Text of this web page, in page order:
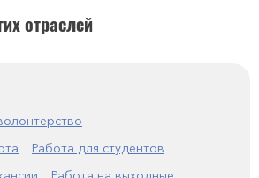
отраслей
Работа для студентов